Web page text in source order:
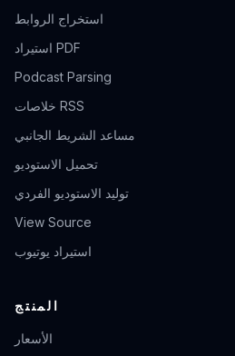
استخراج الروابط
استيراد PDF
Podcast Parsing
خلاصات RSS
مساعد الشريط الجانبي
تحميل الاستوديو
توليد الاستوديو الفردي
View Source
استيراد يوتيوب
المنتج
الأسعار